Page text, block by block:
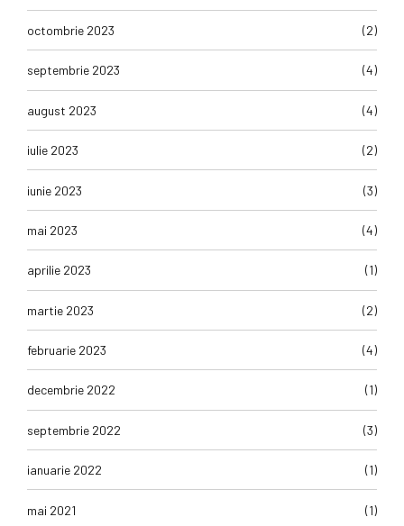
octombrie 2023 (2)
septembrie 2023 (4)
august 2023 (4)
iulie 2023 (2)
iunie 2023 (3)
mai 2023 (4)
aprilie 2023 (1)
martie 2023 (2)
februarie 2023 (4)
decembrie 2022 (1)
septembrie 2022 (3)
ianuarie 2022 (1)
mai 2021 (1)